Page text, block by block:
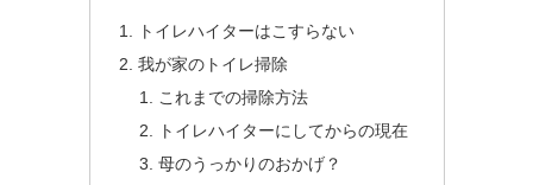
トイレハイターはこすらない
我が家のトイレ掃除
これまでの掃除方法
トイレハイターにしてからの現在
母のうっかりのおかげ？